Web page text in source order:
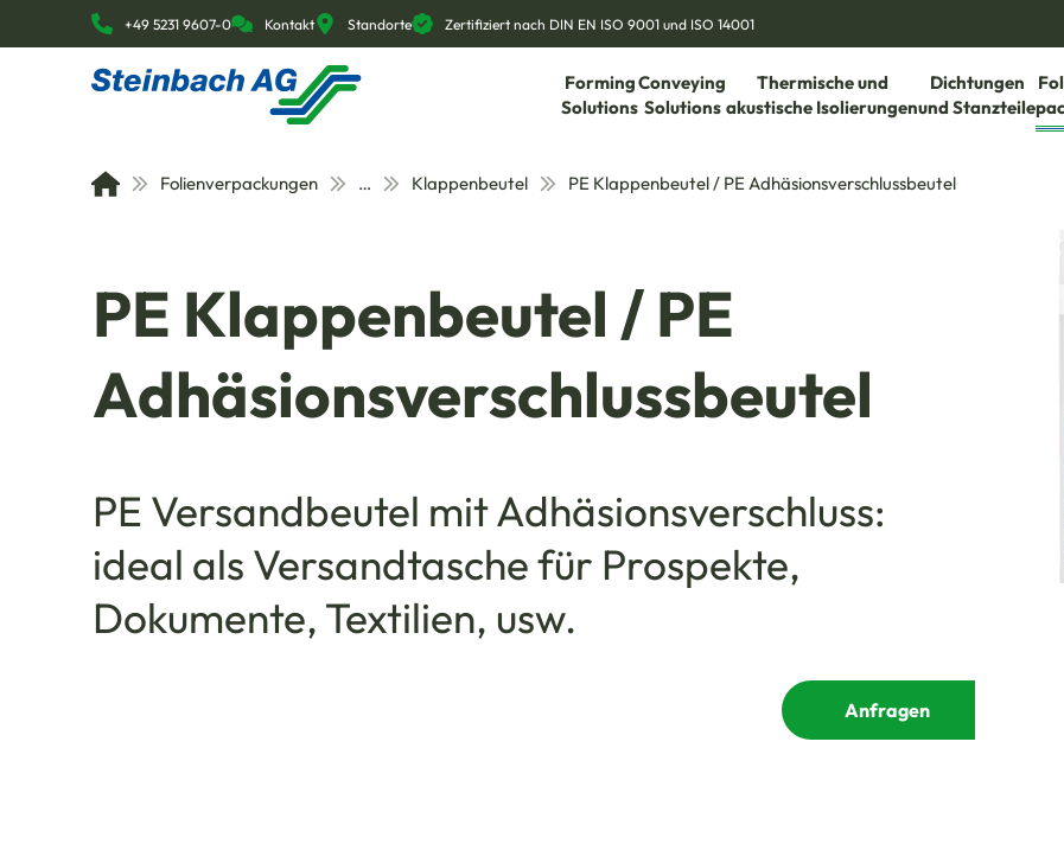
+49 5231 9607-0 Kontakt Standorte Zertifiziert nach DIN EN ISO 9001 und ISO 14001
Forming
Solutions
Conveying
Solutions
Thermische und
akustische Isolierungen
Dichtungen
und Stanzteile
Folienverpackungen … Klappenbeutel PE Klappenbeutel / PE Adhäsionsverschlussbeutel
PE Klappenbeutel / PE
Adhäsionsverschlussbeutel
PE Versandbeutel mit Adhäsionsverschluss:
ideal als Versandtasche für Prospekte,
Dokumente, Textilien, usw.
Anfragen